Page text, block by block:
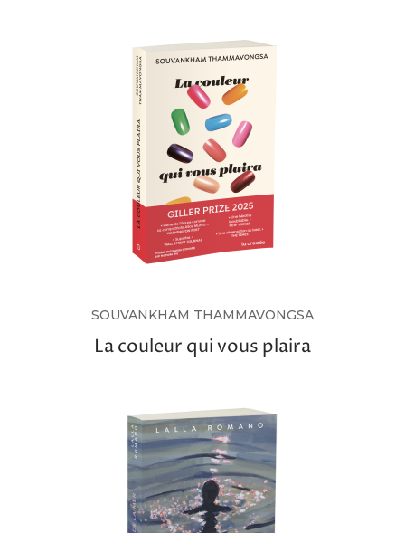
SOUVANKHAM THAMMAVONGSA
La couleur qui vous plaira